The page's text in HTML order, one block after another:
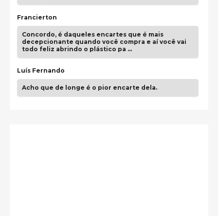
Francierton
Concordo, é daqueles encartes que é mais
decepcionante quando você compra e aí você vai
todo feliz abrindo o plástico pa …
Luís Fernando
Acho que de longe é o pior encarte dela.